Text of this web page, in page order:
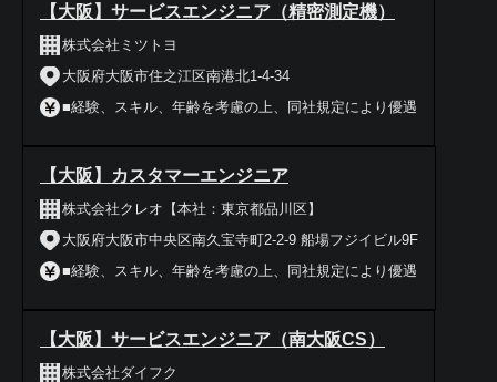
【大阪】サービスエンジニア（精密測定機）
株式会社ミツトヨ
大阪府大阪市住之江区南港北1-4-34
■経験、スキル、年齢を考慮の上、同社規定により優遇
【大阪】カスタマーエンジニア
株式会社クレオ【本社：東京都品川区】
大阪府大阪市中央区南久宝寺町2-2-9 船場フジイビル9F
■経験、スキル、年齢を考慮の上、同社規定により優遇
【大阪】サービスエンジニア（南大阪CS）
株式会社ダイフク